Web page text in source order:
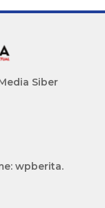
Siber
wpberita.